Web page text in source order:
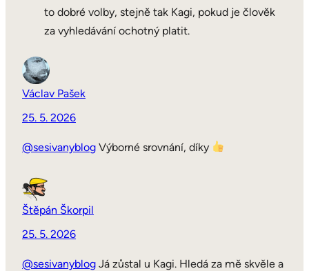
to dobré volby, stejně tak Kagi, pokud je člověk
za vyhledávání ochotný platit.
Václav Pašek
25. 5. 2026
@sesivanyblog Výborné srovnání, díky
Štěpán Škorpil
25. 5. 2026
@sesivanyblog Já zůstal u Kagi. Hledá za mě skvěle a